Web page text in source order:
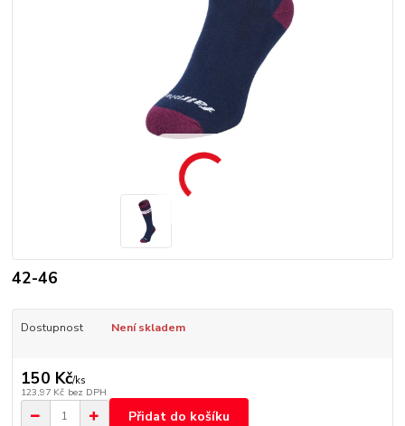
42-46
Dostupnost Není skladem
150 Kč/ks
123,97 Kč bez DPH
Přidat do košíku